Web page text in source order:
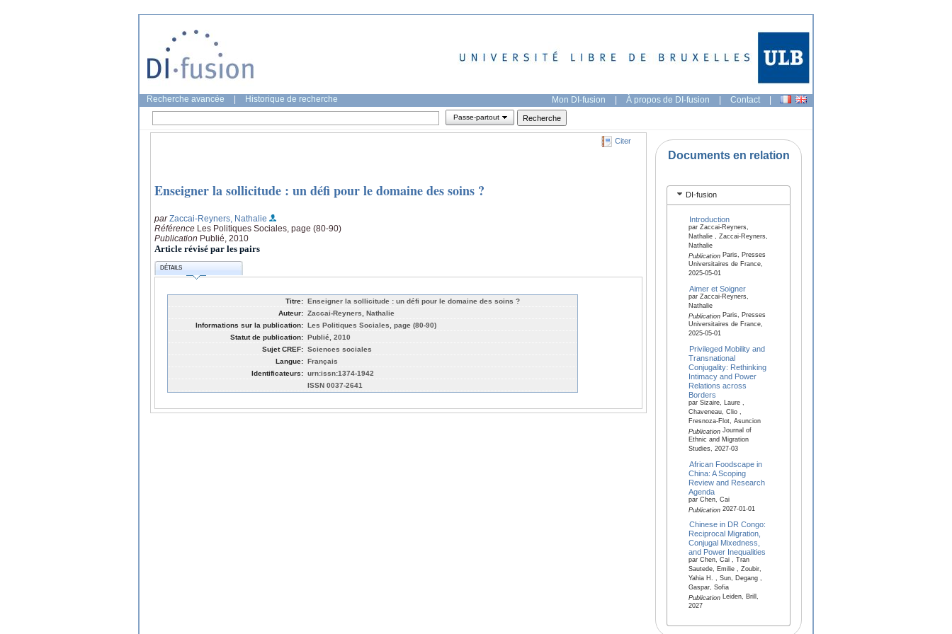
Recherche avancée Historique de recherche Mon DI-fusion | À propos de DI-fusion | Contact |
Passe-partout
Citer
Enseigner la sollicitude : un défi pour le domaine des soins ?
parZaccai-Reyners, Nathalie
Référence Les Politiques Sociales, page (80-90)
Publication Publié, 2010
Article révisé par les pairs
DÉTAILS
Titre: Enseigner la sollicitude : un défi pour le domaine des soins ?
Auteur: Zaccai-Reyners, Nathalie
Informations sur la publication: Les Politiques Sociales, page (80-90)
Statut de publication: Publié, 2010
Sujet CREF: Sciences sociales
Langue: Français
Identificateurs: urn:issn:1374-1942
ISSN 0037-2641
Documents en relation
DI-fusion
Introduction
par Zaccai-Reyners,
Nathalie , Zaccai-Reyners,
Nathalie
PublicationParis, Presses
Universitaires de France,
2025-05-01
Aimer et Soigner
par Zaccai-Reyners,
Nathalie
PublicationParis, Presses
Universitaires de France,
2025-05-01
Privileged Mobility and
Transnational
Conjugality: Rethinking
Intimacy and Power
Relations across
Borders
par Sizaire, Laure ,
Chaveneau, Clio ,
Fresnoza-Flot, Asuncion
PublicationJournal of
Ethnic and Migration
Studies, 2027-03
African Foodscape in
China: A Scoping
Review and Research
Agenda
par Chen, Cai
Publication2027-01-01
Chinese in DR Congo:
Reciprocal Migration,
Conjugal Mixedness,
and Power Inequalities
par Chen, Cai , Tran
Sautede, Emilie , Zoubir,
Yahia H. , Sun, Degang ,
Gaspar, Sofia
PublicationLeiden, Brill,
2027